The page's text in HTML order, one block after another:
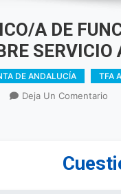
A DE
SERVICIO
DE ANDALUCÍA
TFA
Deja Un Comentario